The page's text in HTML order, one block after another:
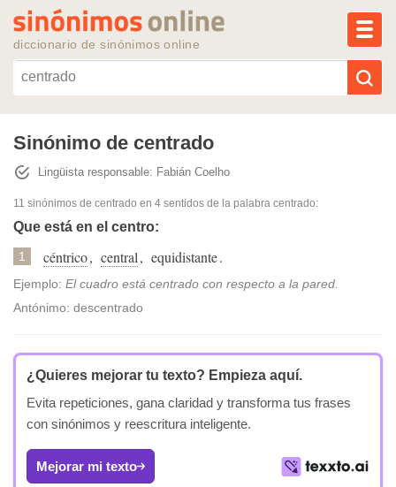
diccionario de sinónimos online
Reescribir texto con IA
Sinónimos populares
Temas populares
Temas recientes
Sinónimo de centrado
Lingüista responsable: Fabián Coelho
11 sinónimos de centrado en 4 sentidos de la palabra centrado:
Que está en el centro:
1 céntrico, central, equidistante.
Ejemplo: El cuadro está centrado con respecto a la pared.
Antónimo: descentrado
¿Quieres mejorar tu texto? Empieza aquí.
Evita repeticiones, gana claridad y transforma tus frases
con sinónimos y reescritura inteligente.
Mejorar mi texto